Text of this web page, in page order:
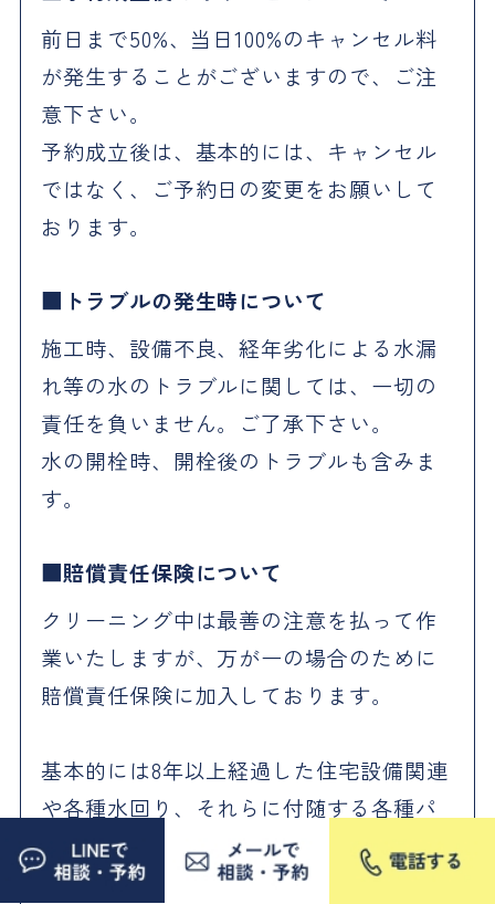
前日まで50%、当日100%のキャンセル料
が発生することがございますので、ご注
意下さい。
予約成立後は、基本的には、キャンセル
ではなく、ご予約日の変更をお願いして
おります。
トラブルの発生時について
施工時、設備不良、経年劣化による水漏
れ等の水のトラブルに関しては、一切の
責任を負いません。ご了承下さい。
水の開栓時、開栓後のトラブルも含みま
す。
賠償責任保険について
クリーニング中は最善の注意を払って作
業いたしますが、万が一の場合のために
賠償責任保険に加入しております。
基本的には8年以上経過した住宅設備関連
や各種水回り、それらに付随する各種パ
ーツ等は、いつでも経年劣化により不具
合や破損等が起こりうる可能性がござい